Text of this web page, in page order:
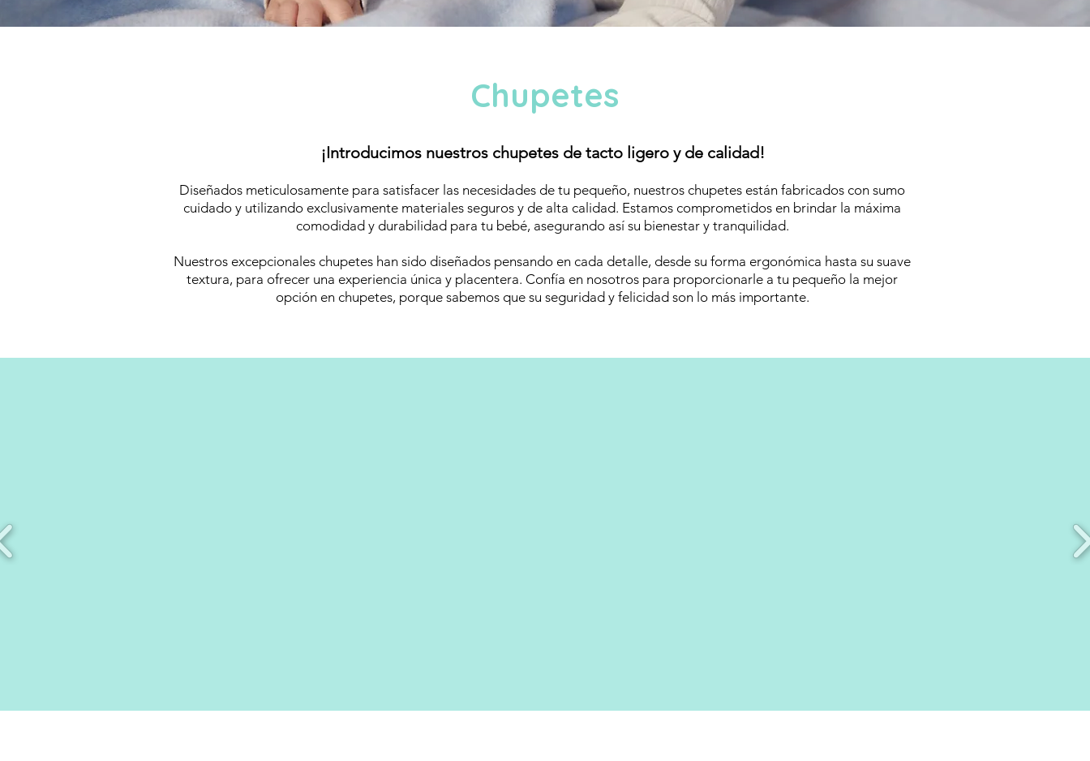
Chupetes
¡Introducimos nuestros chupetes de tacto ligero y de calidad!
Diseñados meticulosamente para satisfacer las necesidades de tu pequeño, nuestros chupetes están fabricados con sumo
cuidado y utilizando exclusivamente materiales seguros y de alta calidad. Estamos comprometidos en brindar la máxima
comodidad y durabilidad para tu bebé, asegurando así su bienestar y tranquilidad.
Nuestros excepcionales chupetes han sido diseñados pensando en cada detalle, desde su forma ergonómica hasta su suave
textura, para ofrecer una experiencia única y placentera. Confía en nosotros para proporcionarle a tu pequeño la mejor
opción en chupetes, porque sabemos que su seguridad y felicidad son lo más importante.